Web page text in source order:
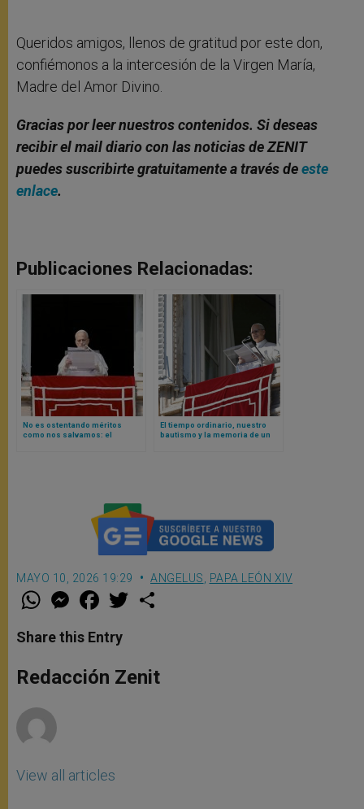
Queridos amigos, llenos de gratitud por este don,
confiémonos a la intercesión de la Virgen María,
Madre del Amor Divino.
Gracias por leer nuestros contenidos. Si deseas
recibir el mail diario con las noticias de ZENIT
puedes suscribirte gratuitamente a través deeste
enlace.
Publicaciones Relacionadas:
No es ostentando méritos
como nos salvamos: el
El tiempo ordinario, nuestro
bautismo y la memoria de un
MAYO 10, 2026 19:29 ANGELUS, PAPA LEÓN XIV
W
t
s
p
p
M
e
s
e
g
e
F
a
e
b
o
k
w
r
Share this Entry
Redacción Zenit
View all articles